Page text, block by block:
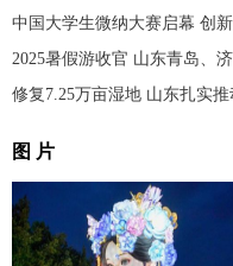
中国大学生微纳大赛启幕 创
2025暑假游收官 山东青岛、
修复7.25万亩湿地 山东扎实
图 片